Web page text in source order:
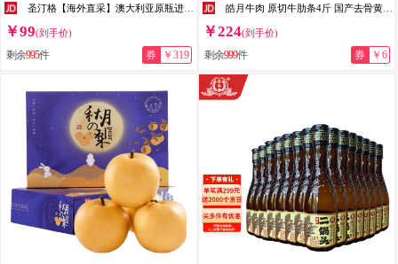
￥99(到手价)
剩余995件 券 ￥319
￥224(到手价)
剩余999件 券 ￥6